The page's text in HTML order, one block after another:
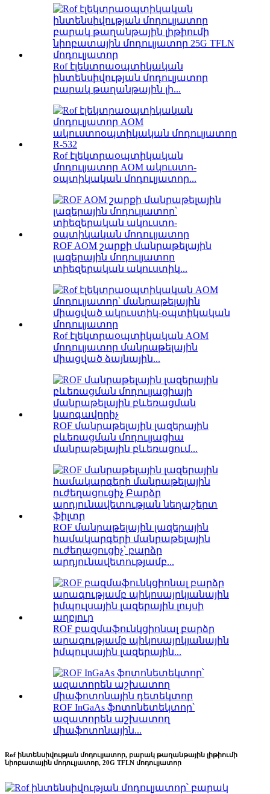
Rof էլեկտրաօպտիկական
ինտենսիվության մոդուլյատոր
բարակ թաղանթային լի...
Rof էլեկտրաօպտիկական
մոդուլյատոր AOM ակուստո-
օպտիկական մոդուլյատոր...
ROF AOM շարքի մանրաթելային
լազերային մոդուլյատոր
տիեզերական ակուստիկ...
Rof էլեկտրաօպտիկական AOM
մոդուլյատոր մանրաթելային
միացված ձայնային...
ROF մանրաթելային լազերային
բևեռացման մոդուլյացիա
մանրաթելային բևեռացում...
ROF մանրաթելային լազերային
համակարգերի մանրաթելային
ուժեղացուցիչ՝ բարձր
արդյունավետությամբ...
ROF բազմաֆունկցիոնալ բարձր
արագությամբ պիկոսայրկյանային
իմպուլսային լազերային...
ROF InGaAs ֆոտոնետեկտոր՝
ազատորեն աշխատող
միաֆոտոնային...
Rof ինտենսիվության մոդուլյատոր, բարակ թաղանթային լիթիումի
նիոբատային մոդուլյատոր, 20G TFLN մոդուլյատոր